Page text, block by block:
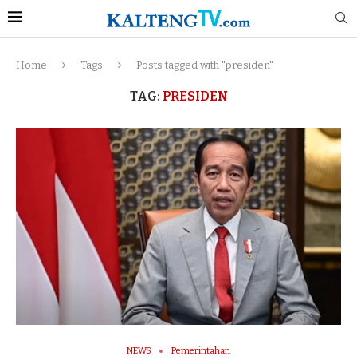
Home Tags Posts tagged with "presiden"
TAG: PRESIDEN
NEWS Pemerintahan